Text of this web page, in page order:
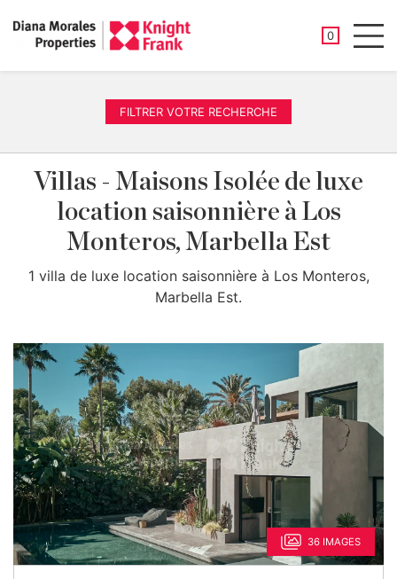
0
FILTRER VOTRE RECHERCHE
Villas - Maisons Isolée de luxe
location saisonnière à Los
Monteros, Marbella Est
1 villa de luxe location saisonnière à Los Monteros,
Marbella Est.
36 IMAGES